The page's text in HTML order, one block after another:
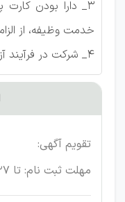
3_ دارا بودن
خدمت وظیفه، از
4_ شرکت در فرآیند آزمون رایگان است
تقویم آگهی:
مهلت ثبت نام: تا 27 مهر 1403